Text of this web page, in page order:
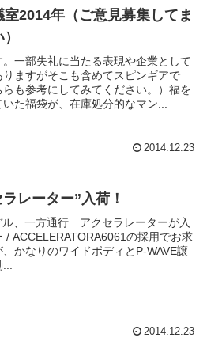
2014年（ご意見募集してま
。一部失礼に当たる表現や企業として
ますがそこも含めてスピンギアで
も参考にしてみてください。）福を
た福袋が、在庫処分的なマン...
2014.12.23
レーター”入荷！
、一方通行…アクセラレーターが入
/ ACCELERATORA6061の採用でお求
かなりのワイドボディとP-WAVE譲
...
2014.12.23